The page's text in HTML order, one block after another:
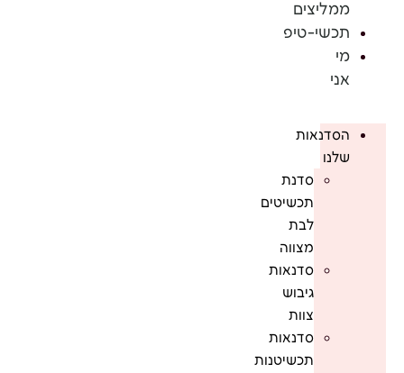
ממליצים
תכשי-טיפ
מי
אני
הסדנאות
שלנו
סדנת
תכשיטים
לבת
מצווה
סדנאות
גיבוש
צוות
סדנאות
תכשיטנות